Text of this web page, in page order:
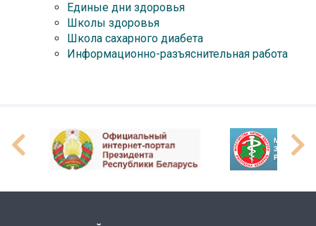
Единые дни здоровья
Школы здоровья
Школа сахарного диабета
Информационно-разъяснительная работа